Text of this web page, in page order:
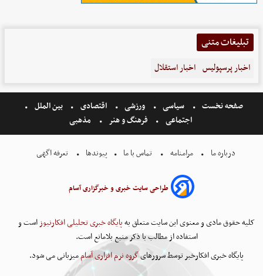
تبلیغات متنی
اخبار پرسپولیس اخبار استقلال
صفحه نخست سیاسی ورزشی اقتصادی
بین الملل
اجتماعی
فرهنگ و هنر مذهبی
درباره ما مرامنامه تماس با ما پیوندها تعرفه اگهی
طراحی سایت خبری و خبرگزاری آسام
کلیه حقوق مادی و معنوی این سایت متعلق بهپایگاه خبری تحلیلی افکارنیوزاست و
استفاده از مطالب با ذکر منبع بلامانع است.
پایگاه خبری افکارخبر توسط سرورهایگروه نرم افزاری آساممیزبانی می شود.